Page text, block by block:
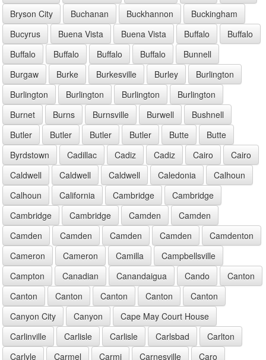
Bryson City
Buchanan Buckhannon
Buckingham
Bucyrus
Buena Vista Buena Vista Buffalo
Buffalo
Buffalo
Buffalo Buffalo Buffalo
Bunnell
Burgaw
Burke Burkesville Burley
Burlington
Burlington
Burlington Burlington
Burlington
Burnet
Burns Burnsville Burwell
Bushnell
Butler
Butler Butler Butler Butte
Butte
Byrdstown
Cadillac Cadiz Cadiz Cairo
Cairo
Caldwell
Caldwell Caldwell Caledonia
Calhoun
Calhoun
California Cambridge
Cambridge
Cambridge
Cambridge Camden
Camden
Camden
Camden Camden Camden
Camdenton
Cameron
Cameron Camilla
Campbellsville
Campton
Canadian Canandaigua Cando
Canton
Canton
Canton Canton Canton
Canton
Canyon City
Canyon
Cape May Court House
Carlinville
Carlisle Carlisle Carlsbad
Carlton
Carlyle
Carmel Carmi Carnesville Caro